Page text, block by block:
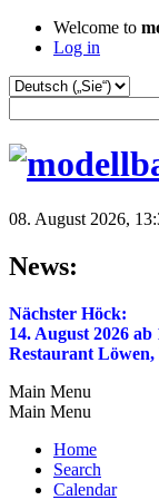
Welcome to
Log in
08. August 2026,
News:
Nächster Höck:
14. August 2026
Restaurant Löwen,
Main Menu
Main Menu
Home
Search
Calendar